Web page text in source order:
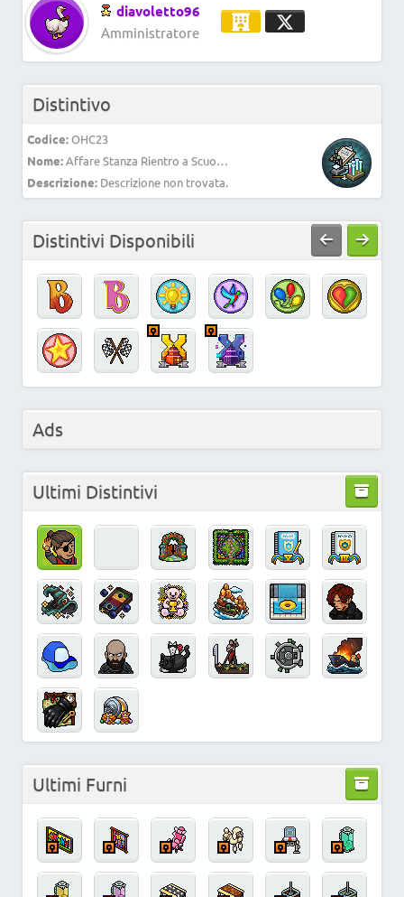
diavoletto96
Amministratore
Distintivo
Codice:OHC23
Nome:
Affare Stanza Rientro a Scuola 3
Descrizione: Descrizione non trovata.
Distintivi Disponibili
Ads
Ultimi Distintivi
Ultimi Furni